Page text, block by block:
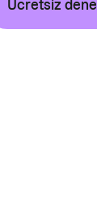
Ücretsiz dene